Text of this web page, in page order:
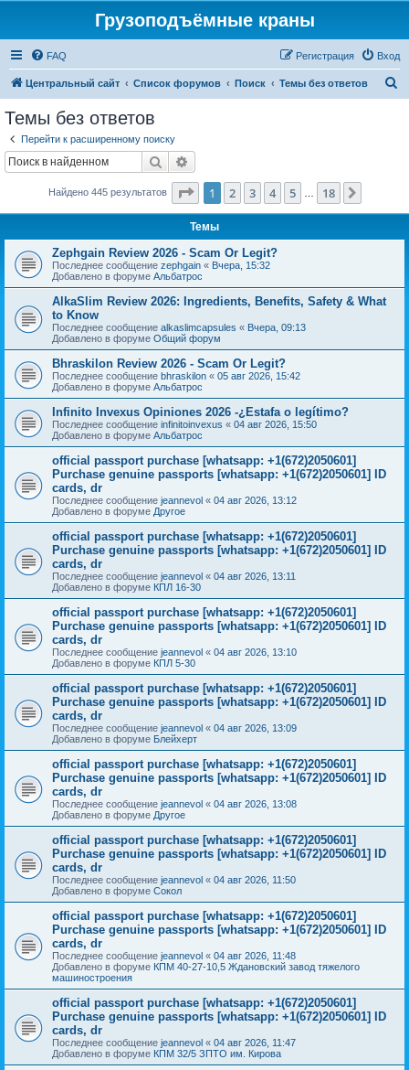
Грузоподъёмные краны
FAQ Вход
Регистрация
Центральный сайт Список форумов Поиск Темы без ответов
Темы без ответов
Перейти к расширенному поиску
Поиск
Найдено 445 результатов Страница из 18
1 2 3 4 5 18
Темы
Zephgain Review 2026 - Scam Or Legit?
Последнее сообщение zephgain « Вчера, 15:32
Добавлено в форуме Альбатрос
AlkaSlim Review 2026: Ingredients, Benefits, Safety & What
to Know
Последнее сообщение alkaslimcapsules « Вчера, 09:13
Добавлено в форуме Общий форум
Bhraskilon Review 2026 - Scam Or Legit?
Последнее сообщение bhraskilon « 05 авг 2026, 15:42
Добавлено в форуме Альбатрос
Infinito Invexus Opiniones 2026 -¿Estafa o legítimo?
Последнее сообщение infinitoinvexus « 04 авг 2026, 15:50
Добавлено в форуме Альбатрос
official passport purchase [whatsapp: +1(672)2050601]
Purchase genuine passports [whatsapp: +1(672)2050601] ID
cards, dr
Последнее сообщение jeannevol « 04 авг 2026, 13:12
Добавлено в форуме Другое
official passport purchase [whatsapp: +1(672)2050601]
Purchase genuine passports [whatsapp: +1(672)2050601] ID
cards, dr
Последнее сообщение jeannevol « 04 авг 2026, 13:11
Добавлено в форуме КПЛ 16-30
official passport purchase [whatsapp: +1(672)2050601]
Purchase genuine passports [whatsapp: +1(672)2050601] ID
cards, dr
Последнее сообщение jeannevol « 04 авг 2026, 13:10
Добавлено в форуме КПЛ 5-30
official passport purchase [whatsapp: +1(672)2050601]
Purchase genuine passports [whatsapp: +1(672)2050601] ID
cards, dr
Последнее сообщение jeannevol « 04 авг 2026, 13:09
Добавлено в форуме Блейхерт
official passport purchase [whatsapp: +1(672)2050601]
Purchase genuine passports [whatsapp: +1(672)2050601] ID
cards, dr
Последнее сообщение jeannevol « 04 авг 2026, 13:08
Добавлено в форуме Другое
official passport purchase [whatsapp: +1(672)2050601]
Purchase genuine passports [whatsapp: +1(672)2050601] ID
cards, dr
Последнее сообщение jeannevol « 04 авг 2026, 11:50
Добавлено в форуме Сокол
official passport purchase [whatsapp: +1(672)2050601]
Purchase genuine passports [whatsapp: +1(672)2050601] ID
cards, dr
Последнее сообщение jeannevol « 04 авг 2026, 11:48
Добавлено в форуме КПМ 40-27-10,5 Ждановский завод тяжелого
машиностроения
official passport purchase [whatsapp: +1(672)2050601]
Purchase genuine passports [whatsapp: +1(672)2050601] ID
cards, dr
Последнее сообщение jeannevol « 04 авг 2026, 11:47
Добавлено в форуме КПМ 32/5 ЗПТО им. Кирова